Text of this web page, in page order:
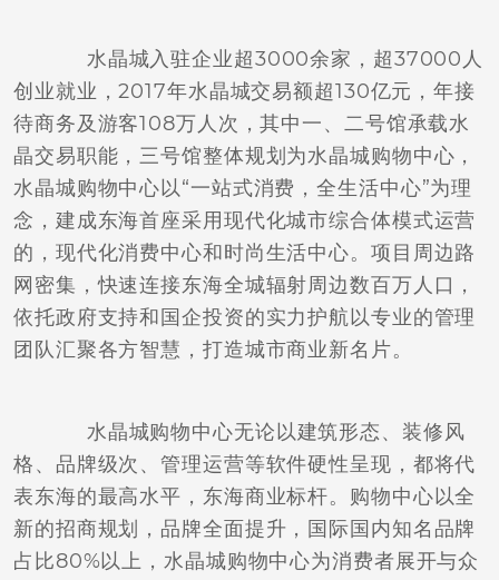
水晶城入驻企业超3000余家，超37000人
创业就业，2017年水晶城交易额超130亿元，年接
待商务及游客108万人次，其中一、二号馆承载水
晶交易职能，三号馆整体规划为水晶城购物中心，
水晶城购物中心以“一站式消费，全生活中心”为理
念，建成东海首座采用现代化城市综合体模式运营
的，现代化消费中心和时尚生活中心。项目周边路
网密集，快速连接东海全城辐射周边数百万人口，
依托政府支持和国企投资的实力护航以专业的管理
团队汇聚各方智慧，打造城市商业新名片。
水晶城购物中心无论以建筑形态、装修风
格、品牌级次、管理运营等软件硬性呈现，都将代
表东海的最高水平，东海商业标杆。购物中心以全
新的招商规划，品牌全面提升，国际国内知名品牌
占比80%以上，水晶城购物中心为消费者展开与众